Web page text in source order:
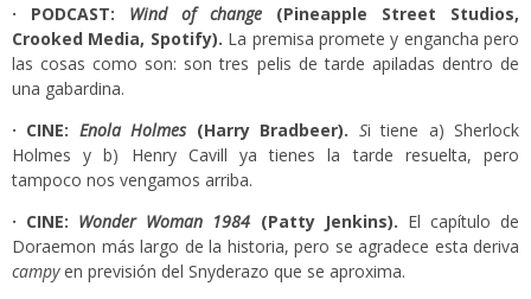
· PODCAST: Wind of change (Pineapple Street Studios,
Crooked Media, Spotify). La premisa promete y engancha pero
las cosas como son: son tres pelis de tarde apiladas dentro de
una gabardina.
· CINE: Enola Holmes(Harry Bradbeer). Si tiene a) Sherlock
Holmes y b) Henry Cavill ya tienes la tarde resuelta, pero
tampoco nos vengamos arriba.
· CINE: Wonder Woman 1984 (Patty Jenkins). El capítulo de
Doraemon más largo de la historia, pero se agradece esta deriva
campyen previsión del Snyderazo que se aproxima.